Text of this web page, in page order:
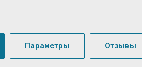
Параметры Отзывы